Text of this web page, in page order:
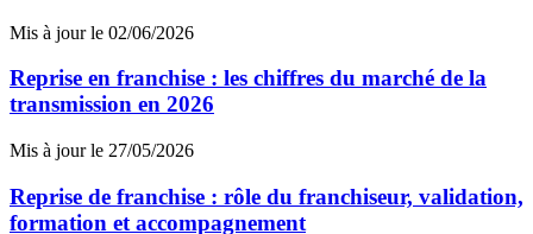
Mis à jour le 02/06/2026
Reprise en franchise : les chiffres du marché de la
transmission en 2026
Mis à jour le 27/05/2026
Reprise de franchise : rôle du franchiseur, validation,
formation et accompagnement